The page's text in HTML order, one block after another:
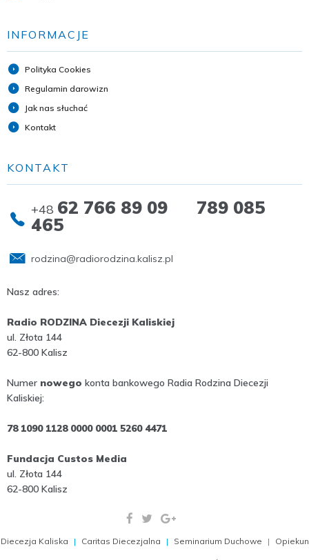
INFORMACJE
Polityka Cookies
Regulamin darowizn
Jak nas słuchać
Kontakt
KONTAKT
+48 62 766 89 09 789 085
465
rodzina@radiorodzina.kalisz.pl
Nasz adres:
Radio RODZINA Diecezji Kaliskiej
ul. Złota 144
62-800 Kalisz
Numer nowego konta bankowego Radia Rodzina Diecezji
Kaliskiej:
78 1090 1128 0000 0001 5260 4471
Fundacja Custos Media
ul. Złota 144
62-800 Kalisz
Diecezja Kaliska Caritas Diecezjalna Seminarium Duchowe Opiekun